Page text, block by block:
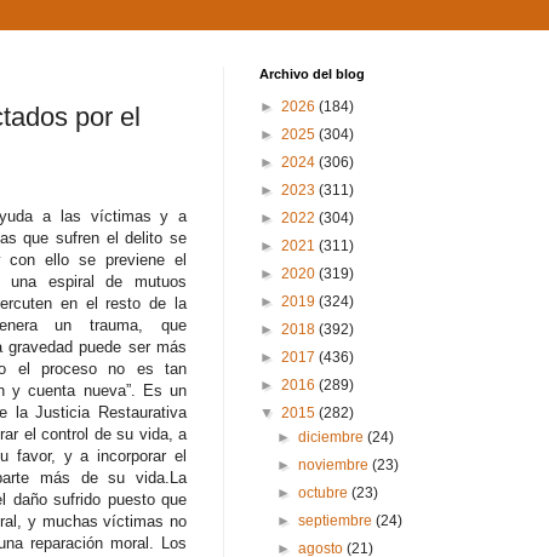
por el
a las víctimas y a
que sufren el delito se
ello se previene el
una espiral de mutuos
en el resto de la
un trauma, que
puede ser más
el proceso no es tan
y cuenta nueva”. Es un
la Justicia Restaurativa
el control de su vida, a
favor, y a incorporar el
más de su vida.La
daño sufrido puesto que
y muchas víctimas no
reparación moral. Los
Archivo del blog
► 2026 (184)
► 2025 (304)
► 2024 (306)
► 2023 (311)
► 2022 (304)
► 2021 (311)
► 2020 (319)
► 2019 (324)
► 2018 (392)
► 2017 (436)
► 2016 (289)
▼ 2015 (282)
►diciembre(24)
►noviembre(23)
►octubre(23)
►septiembre(24)
►agosto(21)